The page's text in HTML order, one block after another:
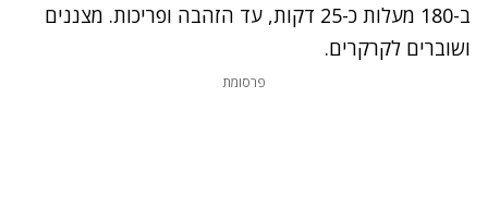
ב-180 מעלות כ-25 דקות, עד הזהבה ופריכות. מצננים
ושוברים לקרקרים.
פרסומת